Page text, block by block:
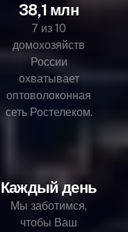
38,1 млн
7 из 10
домохозяйств
России
охватывает
оптоволоконная
сеть Ростелеком.
Каждый день
Мы заботимся,
чтобы Ваш